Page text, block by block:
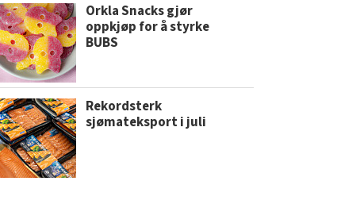
Orkla Snacks gjør
oppkjøp for å styrke
BUBS
Rekordsterk
sjømateksport i juli